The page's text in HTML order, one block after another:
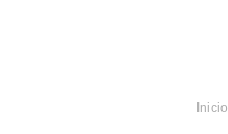
Inicio